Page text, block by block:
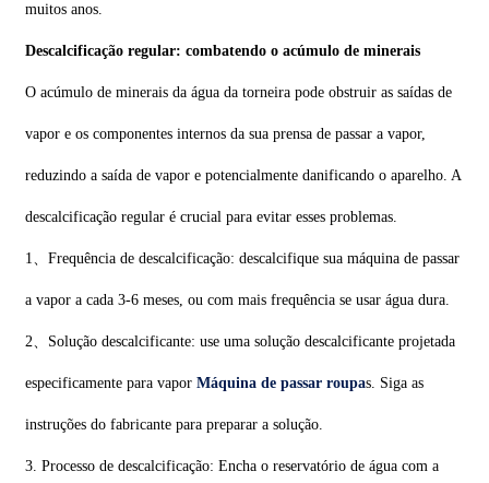
muitos anos.
Descalcificação regular: combatendo o acúmulo de minerais
O acúmulo de minerais da água da torneira pode obstruir as saídas de
vapor e os componentes internos da sua prensa de passar a vapor,
reduzindo a saída de vapor e potencialmente danificando o aparelho. A
descalcificação regular é crucial para evitar esses problemas.
1、Frequência de descalcificação: descalcifique sua máquina de passar
a vapor a cada 3-6 meses, ou com mais frequência se usar água dura.
2、Solução descalcificante: use uma solução descalcificante projetada
especificamente para vapor Máquina de passar roupas. Siga as
instruções do fabricante para preparar a solução.
3. Processo de descalcificação: Encha o reservatório de água com a